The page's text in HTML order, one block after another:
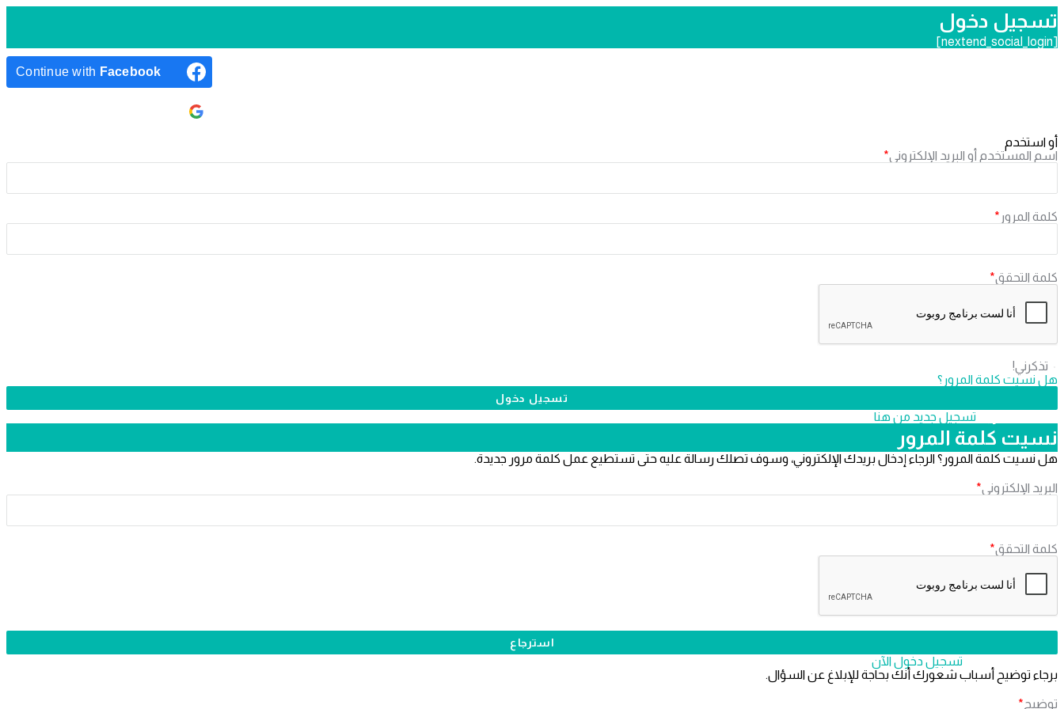
تسجيل دخول
[nextend_social_login]
Continue with Facebook
أو استخدم
اسم المستخدم أو البريد الإلكتروني*
كلمة المرور *
كلمة التحقق*
تذكرني!
هل نسيت كلمة المرور؟
‫تسجيل جديد من هنا
نسيت كلمة المرور
هل نسيت كلمة المرور؟ الرجاء إدخال بريدك الإلكتروني، وسوف تصلك رسالة عليه حتى تستطيع عمل كلمة مرور جديدة.
البريد الإلكتروني*
كلمة التحقق*
تسجيل دخول الآن
برجاء توضيح أسباب شعورك أنك بحاجة للإبلاغ عن السؤال.
توضيح *